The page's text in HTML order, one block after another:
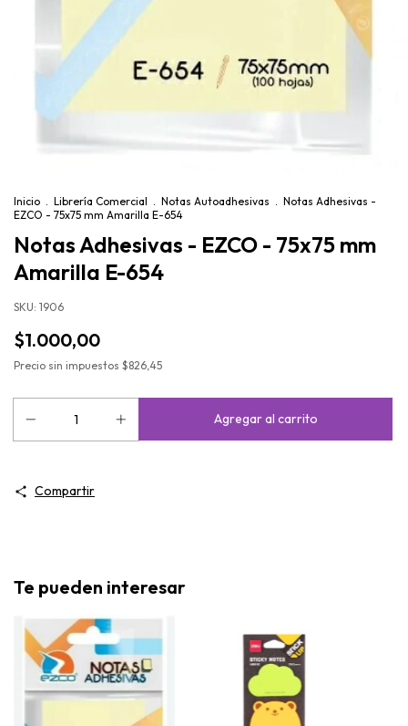
Inicio . Librería Comercial . Notas Autoadhesivas . Notas Adhesivas -
EZCO - 75x75 mm Amarilla E-654
Notas Adhesivas - EZCO - 75x75 mm
Amarilla E-654
SKU: 1906
$1.000,00
Precio sin impuestos $826,45
Compartir
Te pueden interesar